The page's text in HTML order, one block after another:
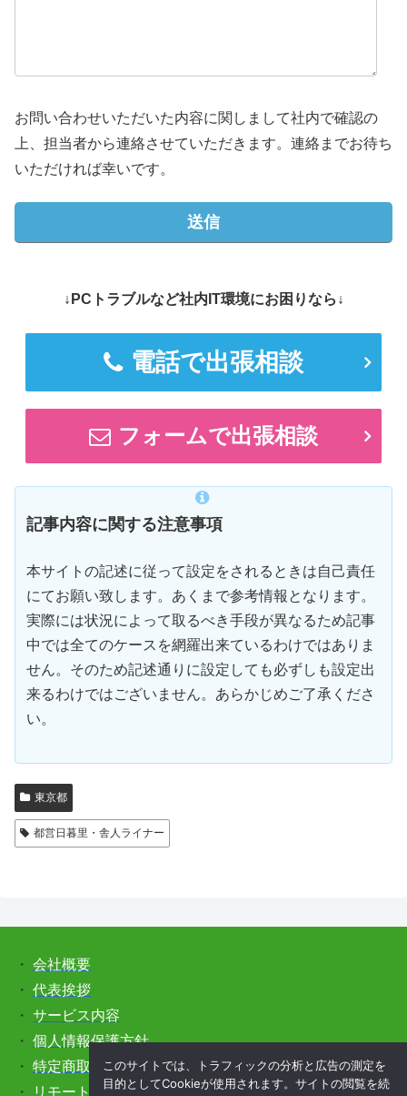
お問い合わせいただいた内容に関しまして社内で確認の
上、担当者から連絡させていただきます。連絡までお待ち
いただければ幸いです。
↓PCトラブルなど社内IT環境にお困りなら↓
電話で出張相談
フォームで出張相談
記事内容に関する注意事項
本サイトの記述に従って設定をされるときは自己責任
にてお願い致します。あくまで参考情報となります。
実際には状況によって取るべき手段が異なるため記事
中では全てのケースを網羅出来ているわけではありま
せん。そのため記述通りに設定しても必ずしも設定出
来るわけではございません。あらかじめご了承くださ
い。
東京都
都営日暮里・舎人ライナー
・ 会社概要
・ 代表挨拶
・ サービス内容
・ 個人情報保護方針
・ 特定商取引法に基づく表記
・
リモートサポートをご希望の方はこちら
このサイトでは、トラフィックの分析と広告の測定を
目的としてCookieが使用されます。サイトの閲覧を続